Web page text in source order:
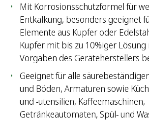
Mit Korrosionsschutzformel für
Entkalkung, besonders geeignet
Elemente aus Kupfer oder
Kupfer mit bis zu 10%iger Lösung
Vorgaben des Geräteherstellers
Geeignet für alle
und Böden, Armaturen sowie
und -utensilien, Kaffeemaschinen,
Getränkeautomaten, Spül- und